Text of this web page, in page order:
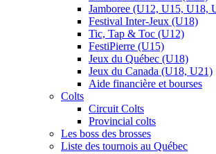
Jamboree (U12, U15, U18,
Festival Inter-Jeux (U18)
Tic, Tap & Toc (U12)
FestiPierre (U15)
Jeux du Québec (U18)
Jeux du Canada (U18, U21)
Aide financière et bourses
Colts
Circuit Colts
Provincial colts
Les boss des brosses
Liste des tournois au Québec